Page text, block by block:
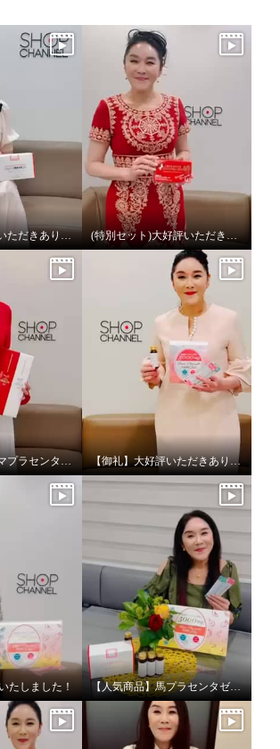
【御礼】大好評いただきありがとうございました！ (特別セット)大好評いただきありがとうございました
【デビュー】ウマプラセンタビネガー放送ありがとうございました！ 【御礼】大好評いただきありがとうございました
たしました！ 【人気商品】馬プラセンタゼリー&ドリンク放送